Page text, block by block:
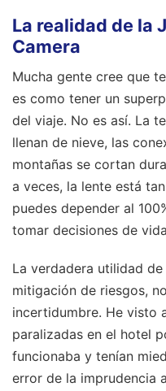
La realidad de la
Camera
Mucha gente cree que
es como tener un
del viaje. No es así. La
llenan de nieve, las
montañas se cortan
a veces, la lente está
puedes depender al
tomar decisiones de
La verdadera utilidad
mitigación de riesgos,
incertidumbre. He visto
paralizadas en el hotel
funcionaba y tenían
error de la imprudencia